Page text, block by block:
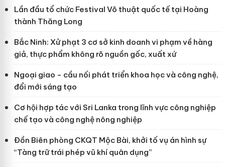
Lần đầu tổ chức Festival Võ thuật quốc tế tại Hoàng
thành Thăng Long
Bắc Ninh: Xử phạt 3 cơ sở kinh doanh vi phạm về hàng
giả, thực phẩm không rõ nguồn gốc, xuất xứ
Ngoại giao - cầu nối phát triển khoa học và công nghệ,
đổi mới sáng tạo
Cơ hội hợp tác với Sri Lanka trong lĩnh vực công nghiệp
chế tạo và công nghệ nông nghiệp
Đồn Biên phòng CKQT Mộc Bài, khởi tố vụ án hình sự
“Tàng trữ trái phép vũ khí quân dụng”